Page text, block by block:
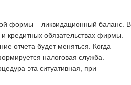
формы – ликвидационный баланс. В
кредитных обязательствах фирмы.
отчета будет меняться. Когда
налоговая служба.
эта ситуативная, при